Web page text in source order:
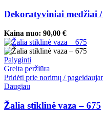
Dekoratyviniai medžiai
Kaina nuo: 90,00 €
Palyginti
Greita peržiūra
Pridėti prie norimų /
Daugiau
Žalia stiklinė vaza – 675